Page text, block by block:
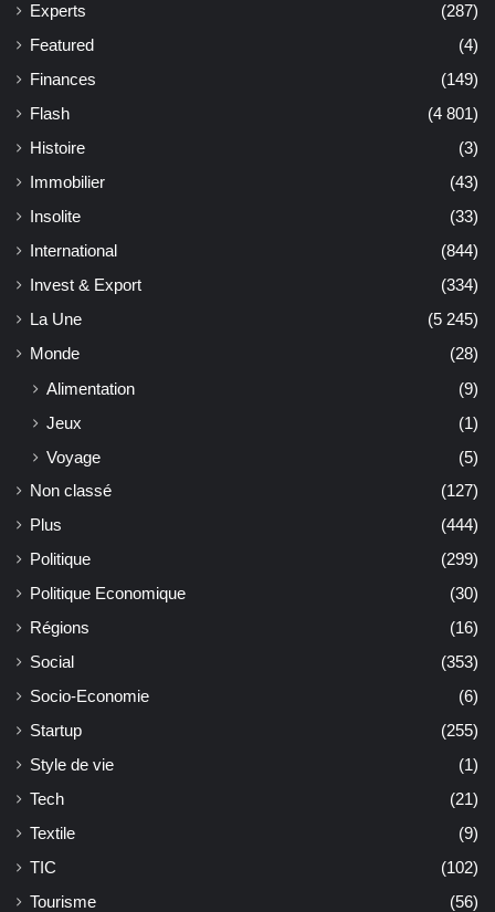
Experts
(287)
Featured
(4)
Finances
(149)
Flash
(4 801)
Histoire
(3)
Immobilier
(43)
Insolite
(33)
International
(844)
Invest & Export
(334)
La Une
(5 245)
Monde
(28)
Alimentation
(9)
Jeux
(1)
Voyage
(5)
Non classé
(127)
Plus
(444)
Politique
(299)
Politique Economique
(30)
Régions
(16)
Social
(353)
Socio-Economie
(6)
Startup
(255)
Style de vie
(1)
Tech
(21)
Textile
(9)
TIC
(102)
Tourisme
(56)